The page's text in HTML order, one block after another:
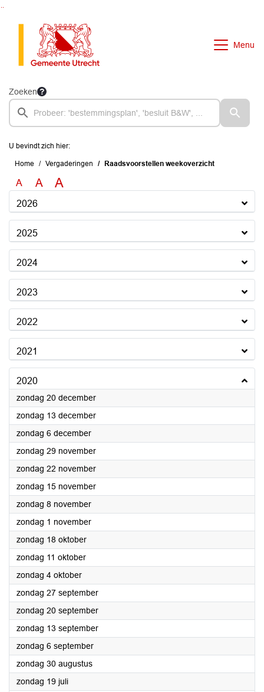
Menu
Zoeken
U bevindt zich hier:
Home Vergaderingen Raadsvoorstellen weekoverzicht
A A A
2026
2025
2024
2023
2022
2021
2020
zondag 20 december2020
zondag 13 december2020
zondag 6 december2020
zondag 29 november2020
zondag 22 november2020
zondag 15 november2020
zondag 8 november2020
zondag 1 november2020
zondag 18 oktober2020
zondag 11 oktober2020
zondag 4 oktober2020
zondag 27 september2020
zondag 20 september2020
zondag 13 september2020
zondag 6 september2020
zondag 30 augustus2020
zondag 19 juli2020